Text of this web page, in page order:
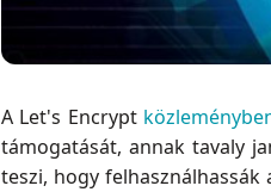
A Let's Encrypt
támogatását, annak tavaly
teszi, hogy